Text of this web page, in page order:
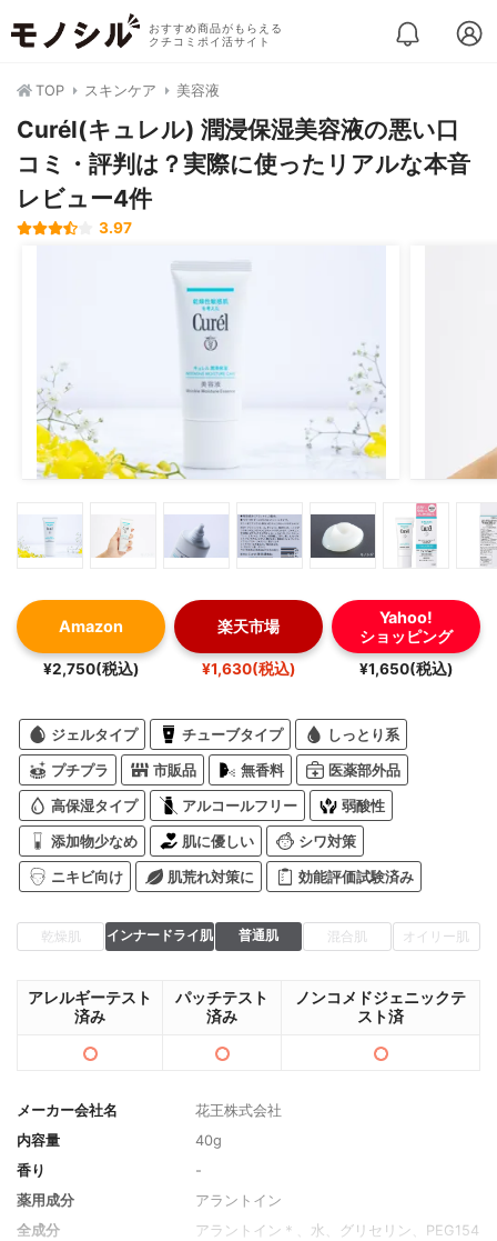
おすすめ商品がもらえる
クチコミポイ活サイト
TOP スキンケア 美容液
Curél(キュレル) 潤浸保湿美容液の悪い口
コミ・評判は？実際に使ったリアルな本音
レビュー4件
3.97
Amazon
¥2,750(税込)
楽天市場
¥1,630(税込)
Yahoo!
ショッピング
¥1,650(税込)
ジェルタイプ チューブタイプ しっとり系
プチプラ 市販品 無香料 医薬部外品
高保湿タイプ アルコールフリー 弱酸性
添加物少なめ 肌に優しい シワ対策
ニキビ向け 肌荒れ対策に 効能評価試験済み
乾燥肌 インナードライ肌 普通肌 混合肌 オイリー肌
アレルギーテスト
済み
パッチテスト
済み
ノンコメドジェニックテ
スト済
メーカー会社名
花王株式会社
内容量
40g
香り
-
薬用成分
アラントイン
全成分
アラントイン＊、水、グリセリン、PEG154